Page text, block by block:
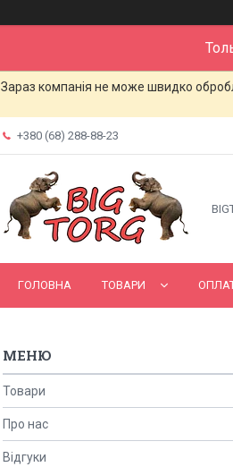
Зараз компанія не може швидко
+380 (68) 288-88-23
ГОЛОВНА ТОВАРИ
Товари
Про нас
Відгуки